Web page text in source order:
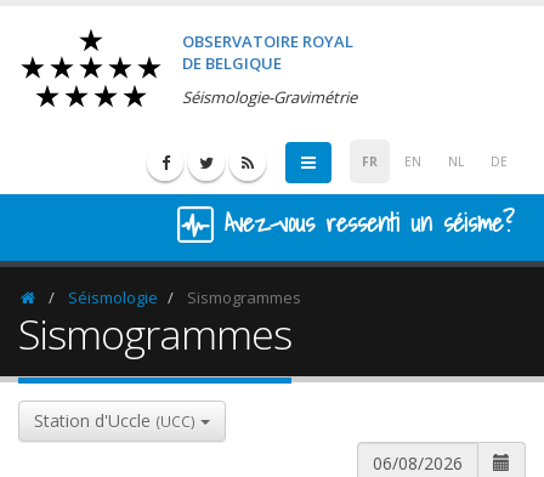
OBSERVATOIRE ROYAL
DE BELGIQUE
Séismologie-Gravimétrie
FR EN NL DE
Avez-vous ressenti un séisme?
HomepageSéismologie Sismogrammes
Sismogrammes
Station d'Uccle (UCC)